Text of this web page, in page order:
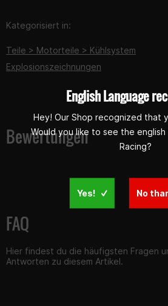
Kategorisiert in:
Teile > Motorteile > Kühlsystem
Explosionszeichnungen
Bewertungen
FAQ
Hier findest du die häufigsten Fragen
Antworten zu diesem Artikel.
English Language
Hey! Our Shop recognized that
Would you like to see the english
Racing?
Yes! No